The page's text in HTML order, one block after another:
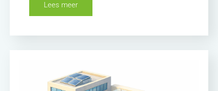
Lees meer